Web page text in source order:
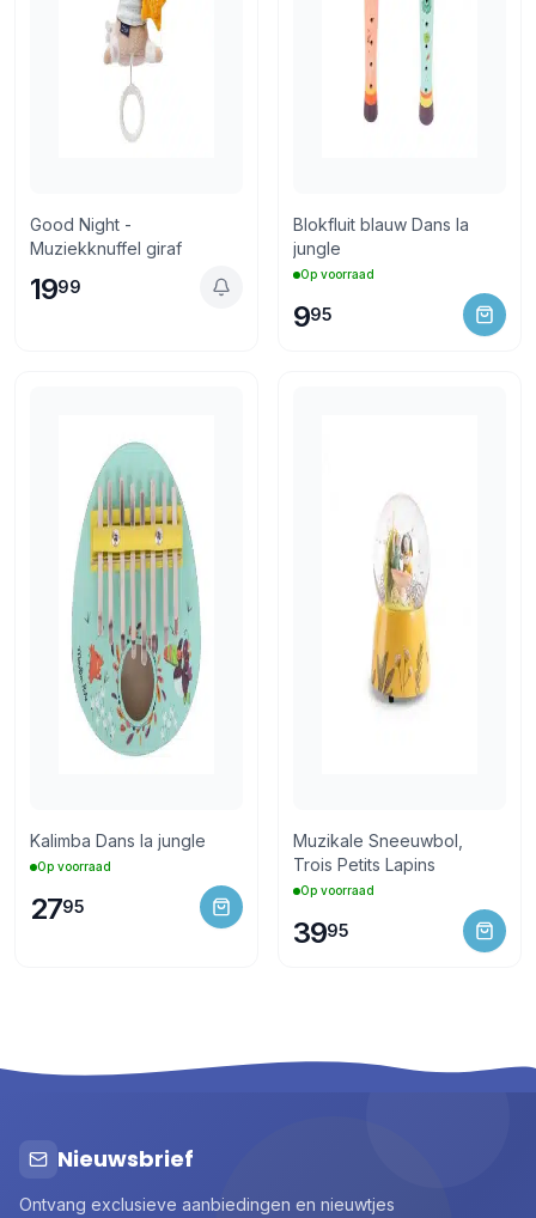
Good Night -
Muziekknuffel giraf
1999
Blokfluit blauw Dans la
jungle
Op voorraad
995
Kalimba Dans la jungle
Op voorraad
2795
Muzikale Sneeuwbol,
Trois Petits Lapins
Op voorraad
3995
Nieuwsbrief
Ontvang exclusieve aanbiedingen en nieuwtjes